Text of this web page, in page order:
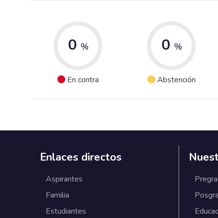
0 %
En contra
0 %
Abstención
Enlaces directos
Aspirantes
Familia
Estudiantes